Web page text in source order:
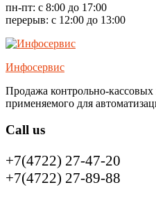
пн-пт: с 8:00 до 17:00
перерыв: с 12:00 до 13:00
Инфосервис
Продажа контрольно-
применяемого для
Call us
+7(4722) 27-47-20
+7(4722) 27-89-88